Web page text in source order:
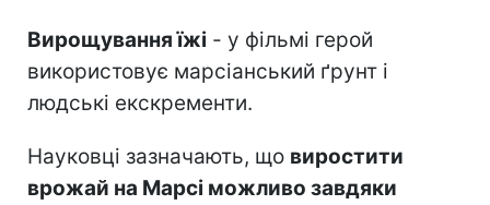
Вирощування їжі - у фільмі герой
використовує марсіанський ґрунт і
людські екскременти.
Науковці зазначають, що виростити
врожай на Марсі можливо завдяки